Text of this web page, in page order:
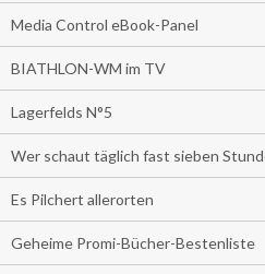
Media Control eBook-Panel
BIATHLON-WM im TV
Lagerfelds N°5
Wer schaut täglich fast sieben
Es Pilchert allerorten
Geheime Promi-Bücher-Bestenliste